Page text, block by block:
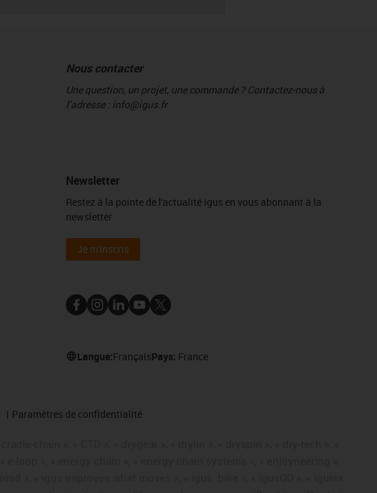
Nous contacter
Une question, un projet, une commande ? Contactez-nous à
l’adresse : info@igus.fr
Newsletter
Restez à la pointe de l'actualité igus en vous abonnant à la
newsletter
Je m'inscris
Langue:FrançaisPays: France
Paramètres de confidentialité